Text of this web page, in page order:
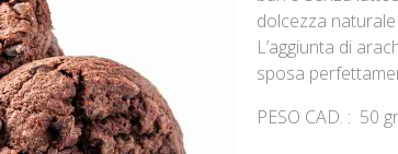
dolcezza
L’aggiunta di
sposa
PESO CAD. : 50